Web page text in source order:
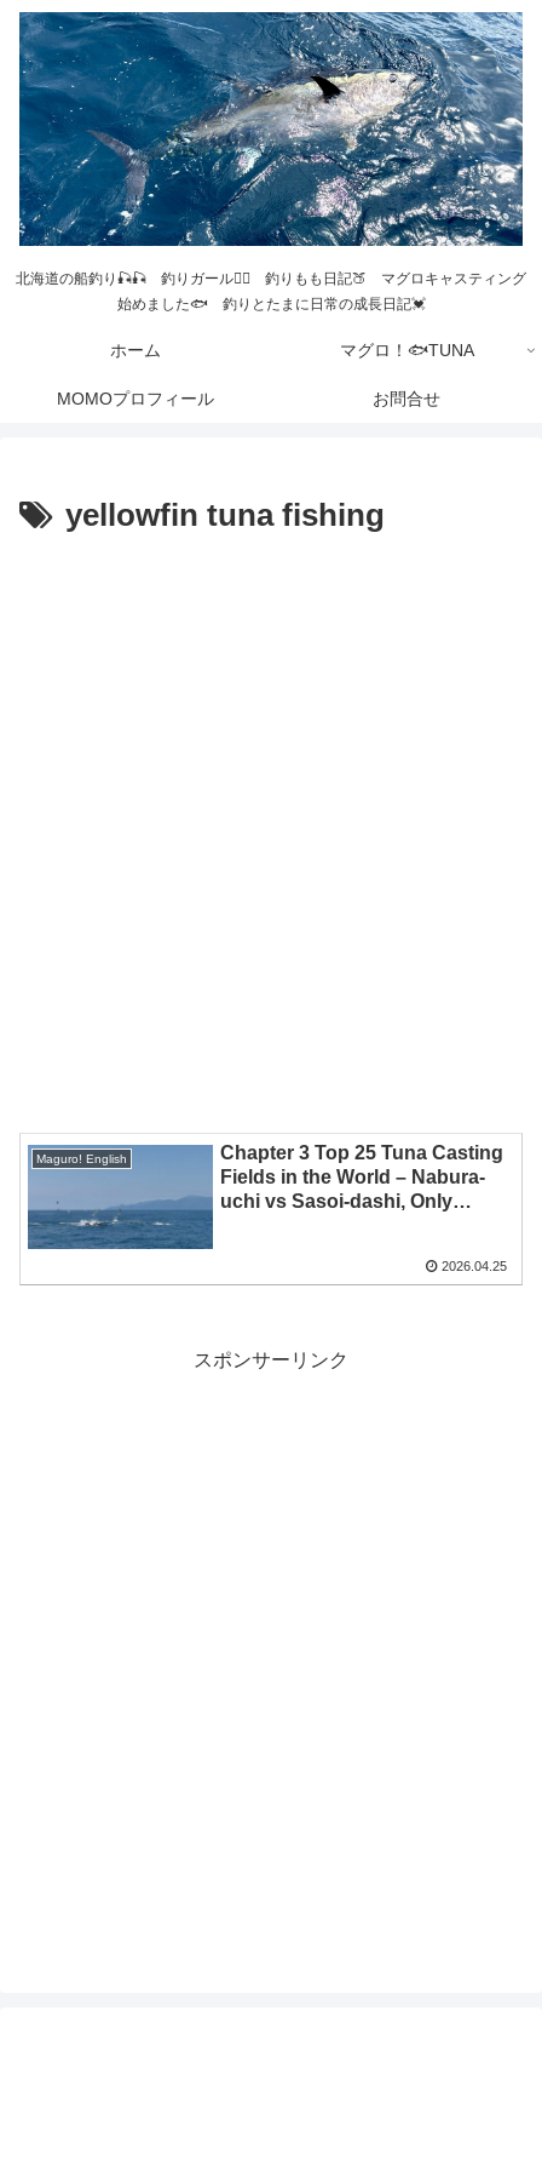
北海道の船釣り🎣🎣 釣りガール💁‍♀️ 釣りもも日記🍑 マグロキャスティング
始めました🐟 釣りとたまに日常の成長日記💓
ホーム マグロ！🐟TUNA
MOMOプロフィール お問合せ
yellowfin tuna fishing
Maguro! English
Chapter 3 Top 25 Tuna Casting
Fields in the World – Nabura-
uchi vs Sasoi-dashi, Only
2026.04.25
スポンサーリンク